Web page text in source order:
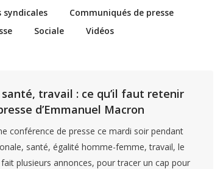
Communiqués de presse
Sociale Vidéos
travail : ce qu’il faut retenir
d’Emmanuel Macron
conférence de presse ce mardi soir pendant
santé, égalité homme-femme, travail, le
plusieurs annonces, pour tracer un cap pour